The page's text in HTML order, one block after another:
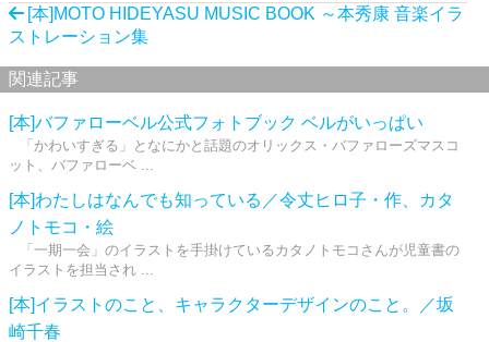
[本]MOTO HIDEYASU MUSIC BOOK ～本秀康 音楽イラ
ストレーション集
関連記事
[本]バファローベル公式フォトブック ベルがいっぱい
「かわいすぎる」となにかと話題のオリックス・バファローズマスコ
ット、バファローベ ...
[本]わたしはなんでも知っている／令丈ヒロ子・作、カタ
ノトモコ・絵
「一期一会」のイラストを手掛けているカタノトモコさんが児童書の
イラストを担当され ...
[本]イラストのこと、キャラクターデザインのこと。／坂
崎千春